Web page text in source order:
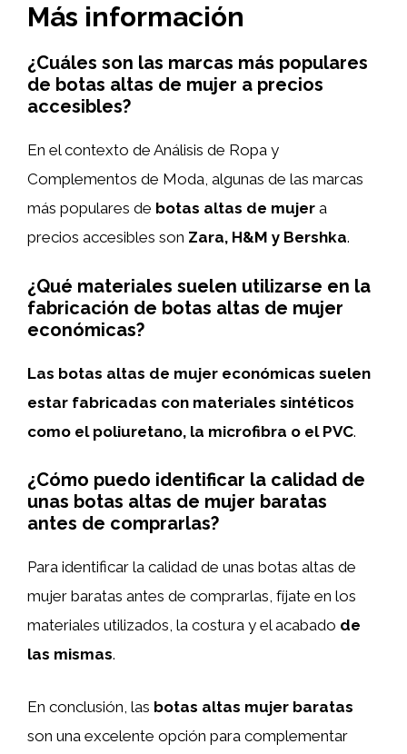
Más información
¿Cuáles son las marcas más populares
de botas altas de mujer a precios
accesibles?
En el contexto de Análisis de Ropa y
Complementos de Moda, algunas de las marcas
más populares de botas altas de mujer a
precios accesibles son Zara, H&M y Bershka.
¿Qué materiales suelen utilizarse en la
fabricación de botas altas de mujer
económicas?
Las botas altas de mujer económicas suelen
estar fabricadas con materiales sintéticos
como el poliuretano, la microfibra o el PVC.
¿Cómo puedo identificar la calidad de
unas botas altas de mujer baratas
antes de comprarlas?
Para identificar la calidad de unas botas altas de
mujer baratas antes de comprarlas, fíjate en los
materiales utilizados, la costura y el acabado de
las mismas.
En conclusión, las botas altas mujer baratas
son una excelente opción para complementar